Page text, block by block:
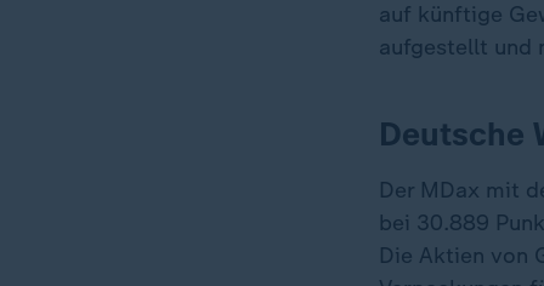
auf künftige
aufgestellt und
Deutsche
Der MDax mit
bei 30.889
Die Aktien von